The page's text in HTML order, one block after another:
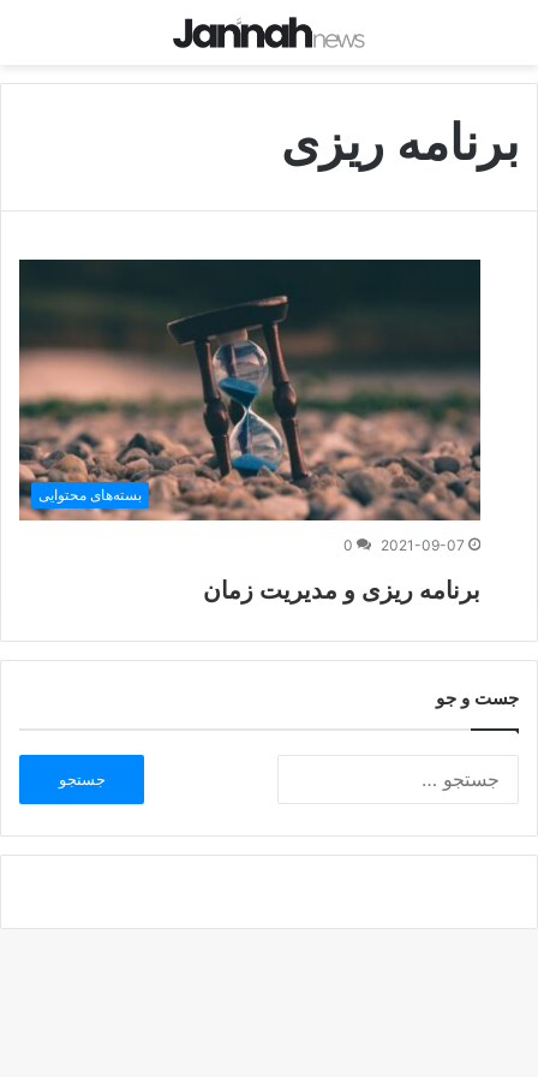
برنامه ریزی
بسته‌های محتوایی
2021-09-07
0
برنامه ریزی و مدیریت زمان
جست و جو